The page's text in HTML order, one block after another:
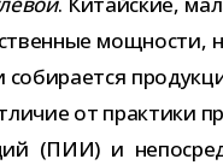
мощ­но­сти,
соби­ра­ется
от прак­тики
(ПИИ) и